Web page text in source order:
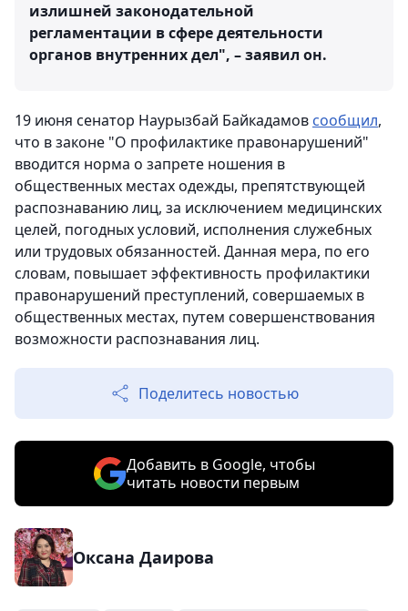
излишней законодательной
регламентации в сфере деятельности
органов внутренних дел", – заявил он.
19 июня сенатор Наурызбай Байкадамов сообщил,
что в законе "О профилактике правонарушений"
вводится норма о запрете ношения в
общественных местах одежды, препятствующей
распознаванию лиц, за исключением медицинских
целей, погодных условий, исполнения служебных
или трудовых обязанностей. Данная мера, по его
словам, повышает эффективность профилактики
правонарушений преступлений, совершаемых в
общественных местах, путем совершенствования
возможности распознавания лиц.
Поделитесь новостью
Добавить в Google, чтобы
читать новости первым
Оксана Даирова